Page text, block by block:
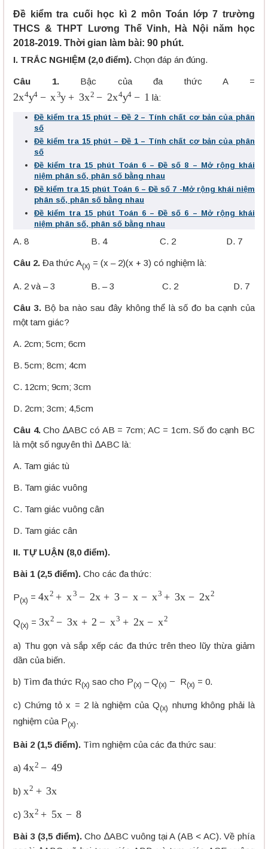
Đề kiểm tra cuối học kì 2 môn Toán lớp 7 trường
THCS & THPT Lương Thế Vinh, Hà Nội năm học
2018-2019. Thời gian làm bài: 90 phút.
I. TRẮC NGHIỆM (2,0 điểm). Chọn đáp án đúng.
Câu 1.Bậc của đa thức A =
2 4 y4 3y +3 x2 − 4 4 −1 là:
Đề kiểm tra 15 phút – Đề 2 – Tính chất cơ bản của phân
số
Đề kiểm tra 15 phút – Đề 1 – Tính chất cơ bản của phân
số
Đề kiểm tra 15 phút Toán 6 – Đề số 8 – Mở rộng khái
niệm phân số, phân số bằng nhau
Đề kiểm tra 15 phút Toán 6 – Đề số 7 -Mở rộng khái niệm
phân số, phân số bằng nhau
Đề kiểm tra 15 phút Toán 6 – Đề số 6 – Mở rộng khái
niệm phân số, phân số bằng nhau
A. 8 B. 4 C. 2 D. 7
Câu 2. Đa thức A(x) = (x – 2)(x + 3) có nghiệm là:
A. 2 và – 3 B. – 3 C. 2 D. 7
Câu 3.Bộ ba nào sau đây không thể là số đo ba cạnh của
một tam giác?
A. 2cm; 5cm; 6cm
B. 5cm; 8cm; 4cm
C. 12cm; 9cm; 3cm
D. 2cm; 3cm; 4,5cm
Câu 4.Cho ∆ABC có AB = 7cm; AC = 1cm. Số đo cạnh BC
là một số nguyên thì ∆ABC là:
A. Tam giác tù
B. Tam giác vuông
C. Tam giác vuông cân
D. Tam giác cân
II. TỰ LUẬN (8,0 điểm).
Bài 1 (2,5 điểm). Cho các đa thức:
P(x) = 4 2 3− x+ − 2
Q(x) = 3 2 3x x x 2
a) Thu gọn và sắp xếp các đa thức trên theo lũy thừa giảm
dần của biến.
b) Tìm đa thức R(x) sao cho P(x) – Q(x) R(x) = 0.
c) Chứng tỏ x = 2 là nghiệm của Q(x) nhưng không phải là
nghiệm của P(x).
Bài 2 (1,5 điểm). Tìm nghiệm của các đa thức sau:
a) 4 2 49
b) 2 + 3x
c) 3 2 + 5x
Bài 3 (3,5 điểm).Cho ∆ABC vuông tại A (AB < AC). Về phía